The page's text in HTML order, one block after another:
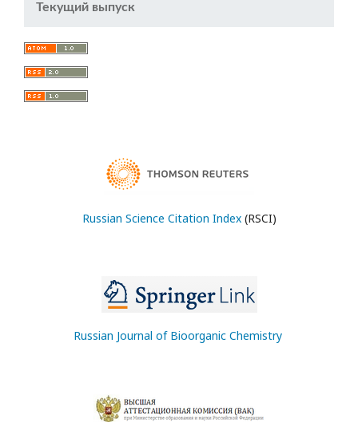
Текущий выпуск
Russian Science Citation Index(RSCI)
Russian Journal of Bioorganic Chemistry